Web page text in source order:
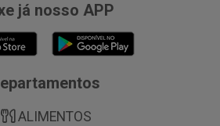
já nosso APP
ALIMENTOS